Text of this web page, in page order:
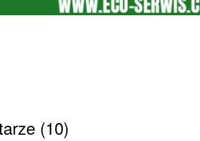
(10)